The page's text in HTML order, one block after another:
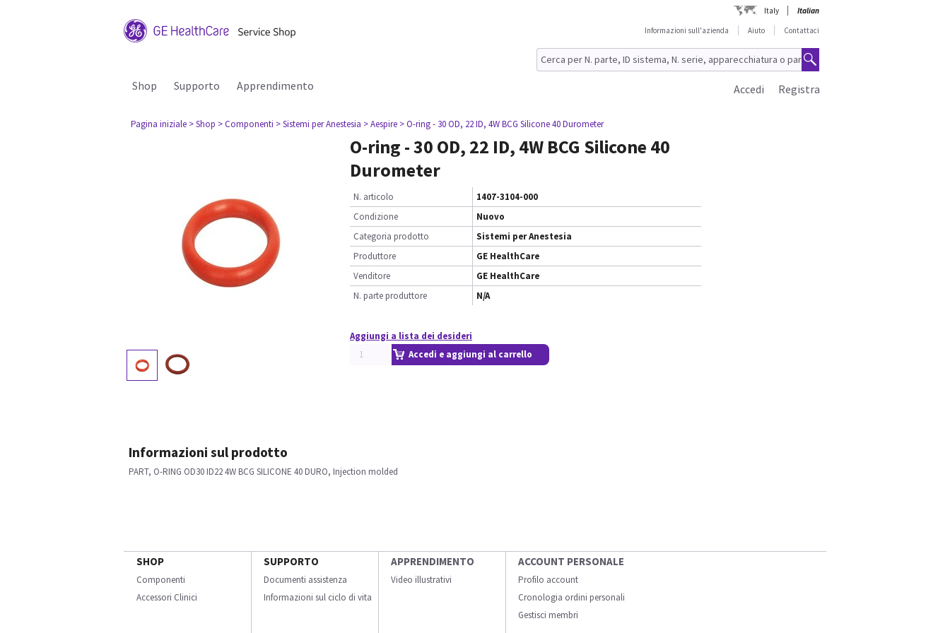
Italy
Italian
Informazioni sull'azienda
Aiuto Contattaci
Shop Supporto Apprendimento Registra
Accedi
Pagina iniziale > Shop > Componenti > Sistemi per Anestesia > Aespire > O-ring - 30 OD, 22 ID, 4W BCG Silicone 40 Durometer
O-ring - 30 OD, 22 ID, 4W BCG Silicone 40
Durometer
N. articolo
1407-3104-000
Condizione
Nuovo
Categoria prodotto
Sistemi per Anestesia
Produttore
GE HealthCare
Venditore
GE HealthCare
N. parte produttore
N/A
Aggiungi a lista dei desideri
Accedi e aggiungi al carrello
Informazioni sul prodotto
PART, O-RING OD30 ID22 4W BCG SILICONE 40 DURO, Injection molded
SHOP
Componenti
Accessori Clinici
SUPPORTO
Documenti assistenza
Informazioni sul ciclo di vita
APPRENDIMENTO
Video illustrativi
ACCOUNT PERSONALE
Profilo account
Cronologia ordini personali
Gestisci membri